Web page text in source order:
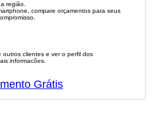
região.
compare orçamentos para seus
outros clientes e ver o perfil dos
informacões.
Grátis